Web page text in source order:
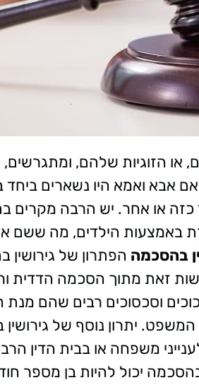
או הזוגיות שלהם, ומתגרשים,
אבא ואמא היו נשארים ביחד
כזה או אחר. יש הרבה מקרים
באמצעות הילדים, מה ששם
בהסכמה הפתרון של
זאת מתוך הסכמה הדדית
וסכסוכים רבים שהם
המשפט. יתרון נוסף של
משפחה או בבית הדין
יכול להיות בן מספר